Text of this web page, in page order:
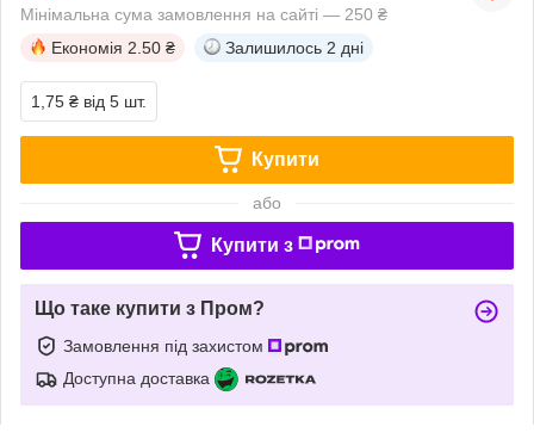
Мінімальна сума замовлення на сайті — 250 ₴
Економія 2.50 ₴ Залишилось 2 дні
1,75 ₴ від 5 шт.
Купити
або
Купити з
Що таке купити з Пром?
Замовлення під захистом
Доступна доставка